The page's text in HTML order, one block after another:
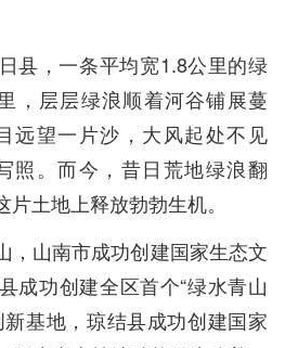
县，一条平均宽1.8公里的绿
，层层绿浪顺着河谷铺展蔓
远望一片沙，大风起处不见
照。而今，昔日荒地绿浪翻
土地上释放勃勃生机。
，山南市成功创建国家生态文
成功创建全区首个“绿水青山
基地，琼结县成功创建国家